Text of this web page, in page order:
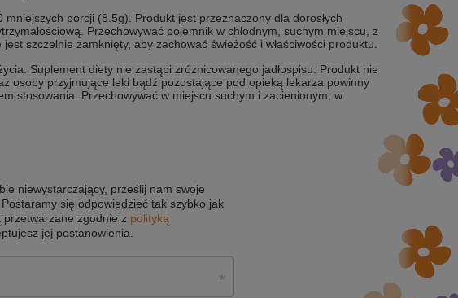
porcji (8.5g). Produkt jest przeznaczony dla dorosłych
Przechowywać pojemnik w chłodnym, suchym miejscu, z
szczelnie zamknięty, aby zachować świeżość i właściwości produktu.
Suplement diety nie zastąpi zróżnicowanego jadłospisu. Produkt nie
osoby przyjmujące leki bądź pozostające pod opieką lekarza powinny
stosowania. Przechowywać w miejscu suchym i zacienionym, w
niewystarczający, prześlij nam swoje
się odpowiedzieć tak szybko jak
przetwarzane zgodnie z polityką
jej postanowienia.